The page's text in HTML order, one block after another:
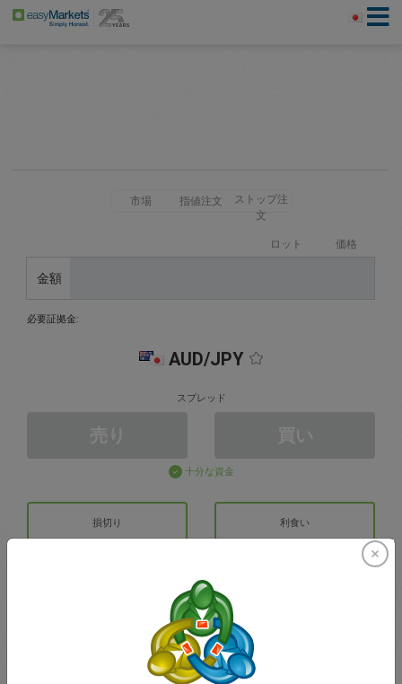
市場 指値注文
ストップ注
文
ロット 価格
金額
必要証拠金:
AUD/JPY
スプレッド
十分な資金
損切り 利食い
取引アカウントの作成